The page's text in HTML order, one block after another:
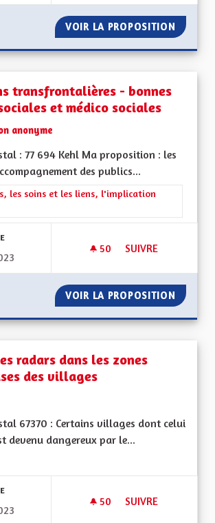
VOIR LA PROPOSITION
transfrontalières - bonnes
et médico sociales
anonyme
: 77 694 Kehl Ma proposition : les
des publics...
de la catégorie : Les solidarités, les soins
les soins et les liens, l'implication
50 50 ABONNÉS
SUIVRE
VOIR LA PROPOSITION
radars dans les zones
des villages
67370 : Certains villages dont celui
devenu dangereux par le...
de la catégorie : Autres
50 50 ABONNÉS
SUIVRE